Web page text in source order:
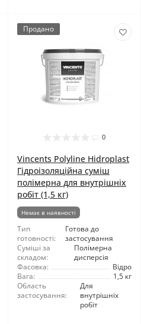
Продано
0
Vincents Polyline Hidroplast
Гідроізоляційна суміш
полімерна для внутрішніх
робіт (1,5 кг)
Немає в наявності
Тип
готовності:
Готова до
застосування
Суміші за
складом:
Полімерна
дисперсія
Фасовка:
Відро
Вага:
1,5 кг
Область
застосування:
Для
внутрішніх
робіт